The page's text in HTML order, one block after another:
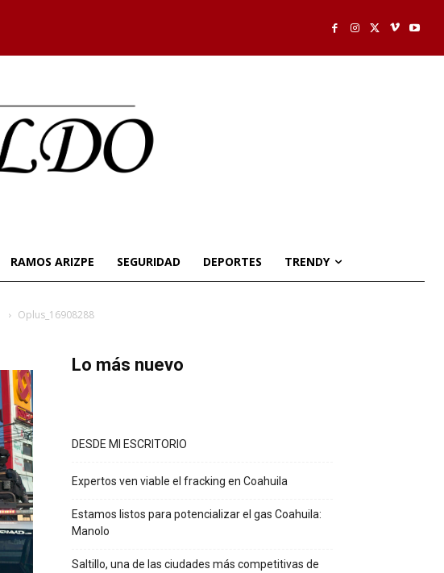
RAMOS ARIZPE SEGURIDAD DEPORTES TRENDY
Oplus_16908288
Lo más nuevo
DESDE MI ESCRITORIO
Expertos ven viable el fracking en Coahuila
Estamos listos para potencializar el gas Coahuila:
Manolo
Saltillo, una de las ciudades más competitivas de